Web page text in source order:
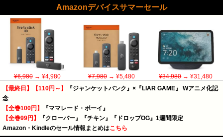
Amazonデバイスサマーセール
¥6,980→ ¥4,980 ¥7,980→ ¥5,480 ¥34,980→ ¥31,480
【最終日】【110円～】
『ジャンケットバンク』×『LIAR GAME』 Wアニメ化記
念
【全巻100円】
『ママレード・ボーイ』
【全巻99円】
『クローバー』『チキン』『ドロップOG』1週間限定
Amazon・Kindleのセール情報まとめはこちら